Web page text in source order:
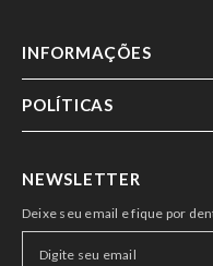
INFORMAÇÕES
POLÍTICAS
NEWSLETTER
Deixe seu email e fique por